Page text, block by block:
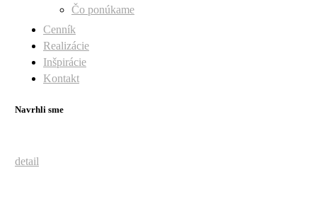
Čo ponúkame
Cenník
Realizácie
Inšpirácie
Kontakt
Navrhli sme
detail